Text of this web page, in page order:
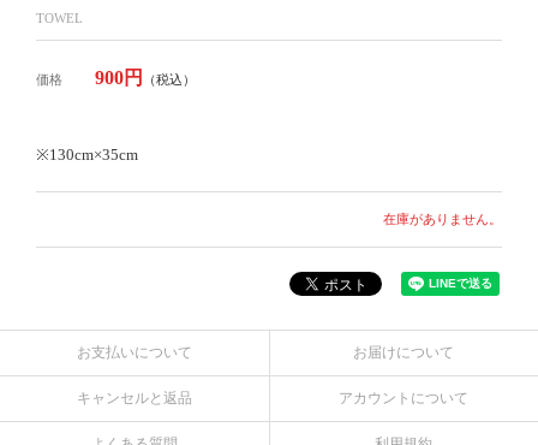
TOWEL
価格 900円 （税込）
※130cm×35cm
在庫がありません。
お支払いについて お届けについて
キャンセルと返品 アカウントについて